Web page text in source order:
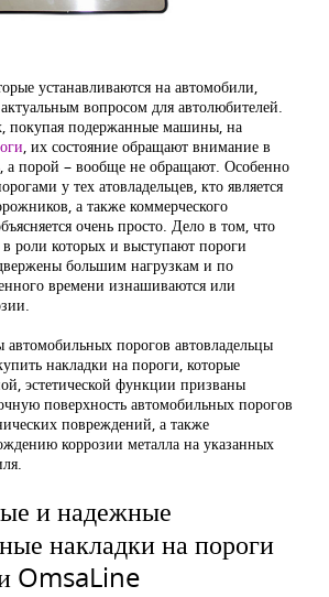
устанавливаются на автомобили,
актуальным вопросом для автолюбителей.
покупая подержанные машины, на
, их состояние обращают внимание в
а порой – вообще не обращают. Особенно
у тех атовладельцев, кто является
а также коммерческого
очень просто. Дело в том, что
роли которых и выступают пороги
большим нагрузкам и по
времени изнашиваются или
порогов автовладельцы
накладки на пороги, которые
эстетической функции призваны
поверхность автомобильных порогов
повреждений, а также
коррозии металла на указанных
и надежные
накладки на пороги
OmsaLine